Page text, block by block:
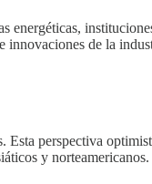
energéticas,
innovaciones de la
perspectiva
y norteamericanos.